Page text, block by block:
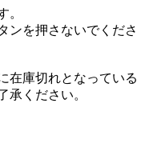
。
ンを押さないでくださ
在庫切れとなっている
承ください。